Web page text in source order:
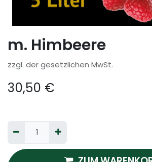
m. Himbeere
zzgl. der gesetzlichen MwSt.
30,50 €